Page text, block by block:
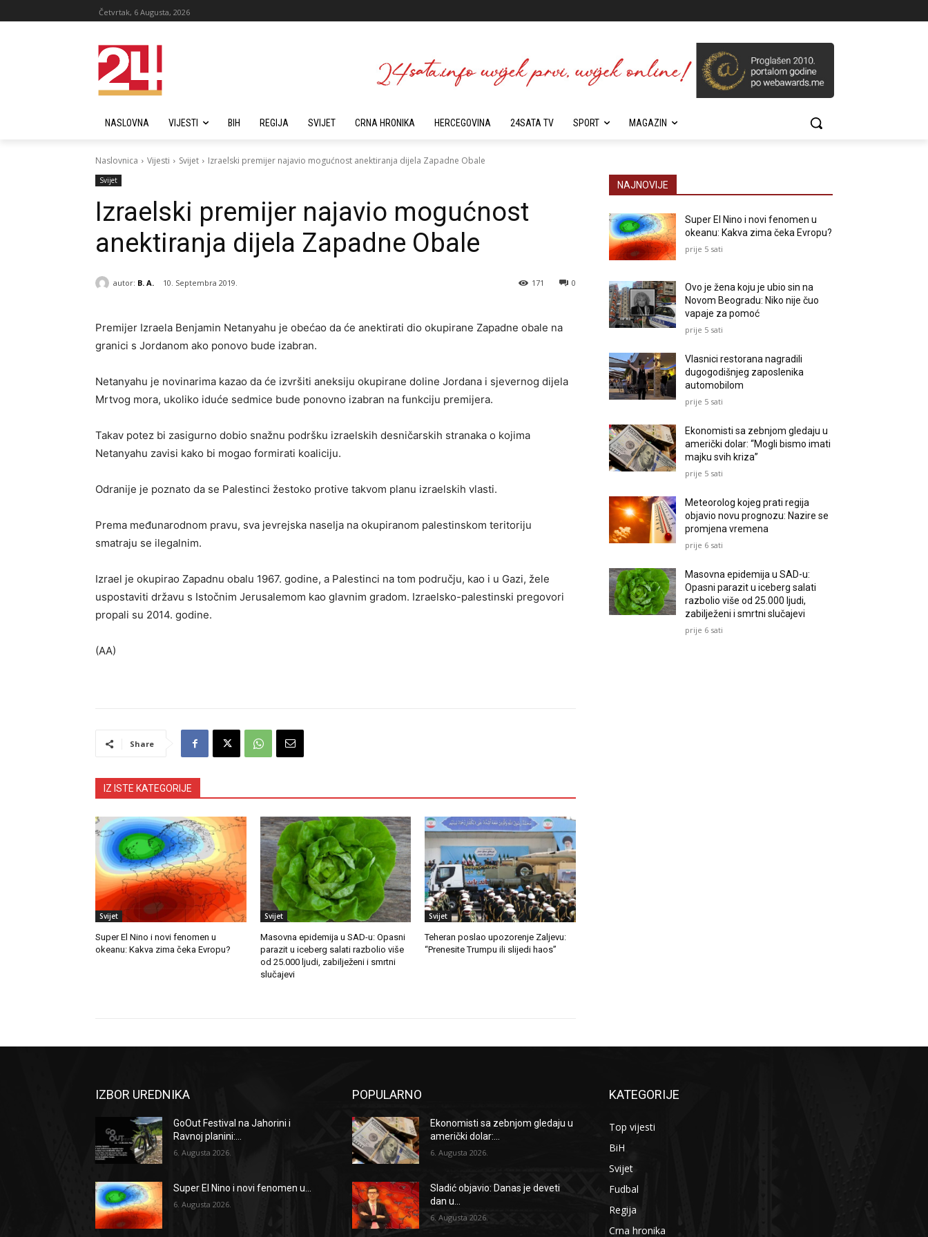
Četvrtak, 6 Augusta, 2026
NASLOVNA VIJESTI BIH REGIJA SVIJET CRNA HRONIKA HERCEGOVINA 24SATA TV SPORT MAGAZIN
Naslovnica Vijesti Svijet Izraelski premijer najavio mogućnost anektiranja dijela Zapadne Obale
Svijet
Izraelski premijer najavio mogućnost
anektiranja dijela Zapadne Obale
autor: B. A. 10. Septembra 2019. 0
171
Premijer Izraela Benjamin Netanyahu je obećao da će anektirati dio okupirane Zapadne obale na
granici s Jordanom ako ponovo bude izabran.
Netanyahu je novinarima kazao da će izvršiti aneksiju okupirane doline Jordana i sjevernog dijela
Mrtvog mora, ukoliko iduće sedmice bude ponovno izabran na funkciju premijera.
Takav potez bi zasigurno dobio snažnu podršku izraelskih desničarskih stranaka o kojima
Netanyahu zavisi kako bi mogao formirati koaliciju.
Odranije je poznato da se Palestinci žestoko protive takvom planu izraelskih vlasti.
Prema međunarodnom pravu, sva jevrejska naselja na okupiranom palestinskom teritoriju
smatraju se ilegalnim.
Izrael je okupirao Zapadnu obalu 1967. godine, a Palestinci na tom području, kao i u Gazi, žele
uspostaviti državu s Istočnim Jerusalemom kao glavnim gradom. Izraelsko-palestinski pregovori
propali su 2014. godine.
(AA)
Share
IZ ISTE KATEGORIJE
Svijet
Super El Nino i novi fenomen u
okeanu: Kakva zima čeka Evropu?
Svijet
Masovna epidemija u SAD-u: Opasni
parazit u iceberg salati razbolio više
od 25.000 ljudi, zabilježeni i smrtni
slučajevi
Svijet
Teheran poslao upozorenje Zaljevu:
“Prenesite Trumpu ili slijedi haos”
NAJNOVIJE
Super El Nino i novi fenomen u
okeanu: Kakva zima čeka Evropu?
prije 5 sati
Ovo je žena koju je ubio sin na
Novom Beogradu: Niko nije čuo
vapaje za pomoć
prije 5 sati
Vlasnici restorana nagradili
dugogodišnjeg zaposlenika
automobilom
prije 5 sati
Ekonomisti sa zebnjom gledaju u
američki dolar: “Mogli bismo imati
majku svih kriza”
prije 5 sati
Meteorolog kojeg prati regija
objavio novu prognozu: Nazire se
promjena vremena
prije 6 sati
Masovna epidemija u SAD-u:
Opasni parazit u iceberg salati
razbolio više od 25.000 ljudi,
zabilježeni i smrtni slučajevi
prije 6 sati
IZBOR UREDNIKA
GoOut Festival na Jahorini i
Ravnoj planini:...
6. Augusta 2026.
Super El Nino i novi fenomen u...
6. Augusta 2026.
POPULARNO
Ekonomisti sa zebnjom gledaju u
američki dolar:...
6. Augusta 2026.
Sladić objavio: Danas je deveti
dan u...
6. Augusta 2026.
KATEGORIJE
Top vijesti
BiH
Svijet
Fudbal
Regija
Crna hronika